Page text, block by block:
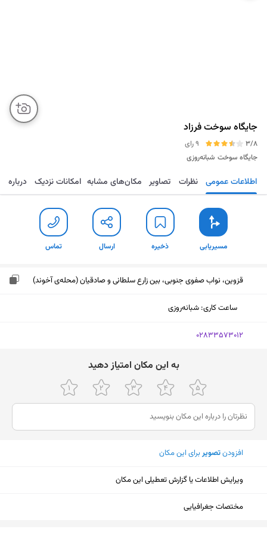
جایگاه سوخت فرزاد
3/8
9 رای
جایگاه سوخت شبانه‌روزی
مسیریابی ذخیره ارسال تماس اطلاعات عمومی نظرات تصاویر مکان‌های مشابه امکانات نزدیک درباره
مسیریابی ذخیره ارسال تماس
قزوین، نواب صفوی جنوبی، بین زارع سلطانی و صادقیان (محله‌ی آخوند)
ساعت کاری: شبانه‌روزی
‎02833573012
ﺑﻪ اﯾﻦ ﻣﮑﺎن اﻣﺘﯿﺎز دﻫﯿﺪ
افزودنتصویربرای این مکان
ویرایش اطلاعات یا گزارش تعطیلی این مکان
مختصات جغرافیایی